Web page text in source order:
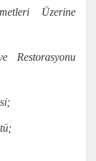
Üzerine
Restorasyonu